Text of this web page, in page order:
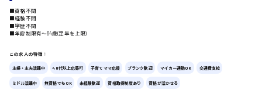
製造・軽作業・物流系
組立、加工
製造オペレーター
広島市中区
時給1200円～
■資格不問
■経験不問
■学歴不問
■年齢制限有〜64歳(定年を上限)
この求人の特徴：
主婦・主夫活躍中 40代以上応募可 子育てママ応援 ブランク歓迎 マイカー通勤OK 交通費支給
ミドル活躍中 無資格でもOK 未経験歓迎 資格取得制度あり 資格が活かせる